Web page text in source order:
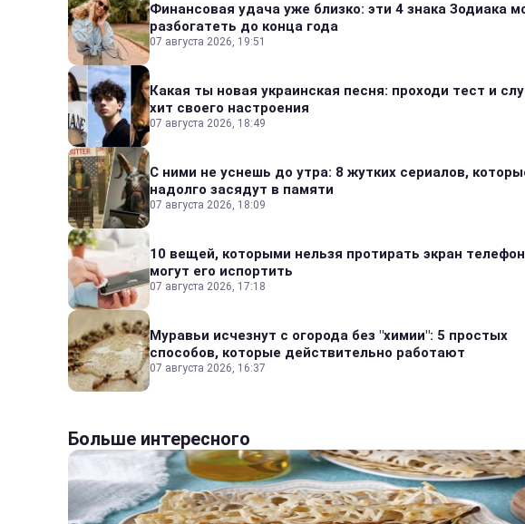
Финансовая удача уже близко: эти 4 знака Зодиака
разбогатеть до конца года
07 августа 2026, 19:51
Какая ты новая украинская песня: проходи тест и
хит своего настроения
07 августа 2026, 18:49
С ними не уснешь до утра: 8 жутких сериалов,
надолго засядут в памяти
07 августа 2026, 18:09
10 вещей, которыми нельзя протирать экран
могут его испортить
07 августа 2026, 17:18
Муравьи исчезнут с огорода без "химии": 5 простых
способов, которые действительно работают
07 августа 2026, 16:37
Больше интересного